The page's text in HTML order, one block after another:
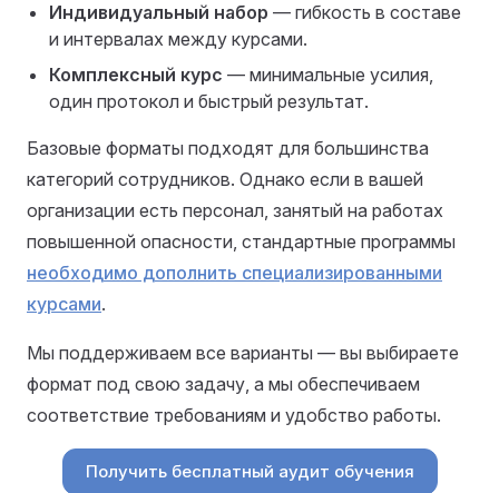
Индивидуальный набор — гибкость в составе
и интервалах между курсами.
Комплексный курс — минимальные усилия,
один протокол и быстрый результат.
Базовые форматы подходят для большинства
категорий сотрудников. Однако если в вашей
организации есть персонал, занятый на работах
повышенной опасности, стандартные программы
необходимо дополнить специализированными
курсами.
Мы поддерживаем все варианты — вы выбираете
формат под свою задачу, а мы обеспечиваем
соответствие требованиям и удобство работы.
Получить бесплатный аудит обучения